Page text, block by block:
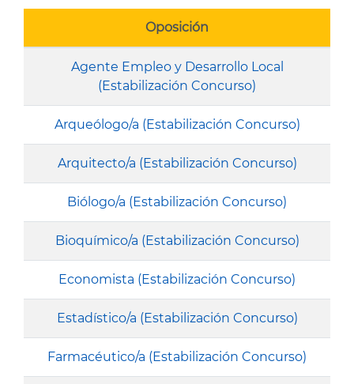
Oposición
Agente Empleo y Desarrollo Local
(Estabilización Concurso)
Arqueólogo/a (Estabilización Concurso)
Arquitecto/a (Estabilización Concurso)
Biólogo/a (Estabilización Concurso)
Bioquímico/a (Estabilización Concurso)
Economista (Estabilización Concurso)
Estadístico/a (Estabilización Concurso)
Farmacéutico/a (Estabilización Concurso)